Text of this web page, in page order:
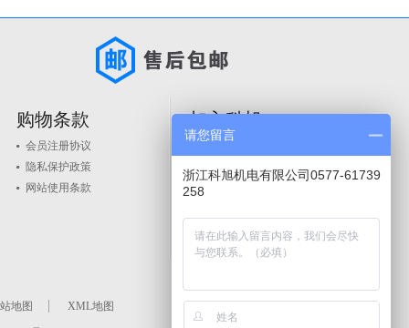
购物条款
会员注册协议
隐私保护政策
网站使用条款
加入科旭
品牌入驻
地图 XML地图
请您留言
浙江科旭机电有限公司0577-61739
258